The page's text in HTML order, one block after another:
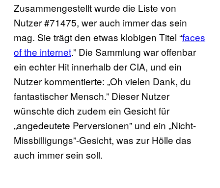
Zusammengestellt wurde die Liste von
Nutzer #71475, wer auch immer das sein
mag. Sie trägt den etwas klobigen Titel “faces
of the internet.” Die Sammlung war offenbar
ein echter Hit innerhalb der CIA, und ein
Nutzer kommentierte: „Oh vielen Dank, du
fantastischer Mensch.” Dieser Nutzer
wünschte dich zudem ein Gesicht für
„angedeutete Perversionen” und ein „Nicht-
Missbilligungs”-Gesicht, was zur Hölle das
auch immer sein soll.